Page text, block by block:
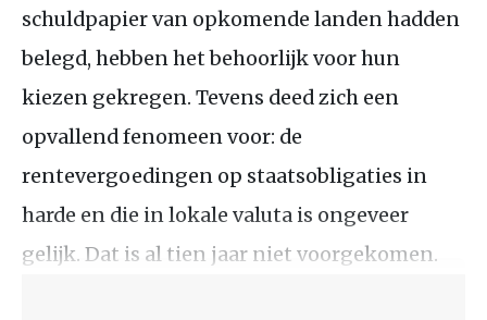
schuldpapier van opkomende landen hadden
belegd, hebben het behoorlijk voor hun
kiezen gekregen. Tevens deed zich een
opvallend fenomeen voor: de
rentevergoedingen op staatsobligaties in
harde en die in lokale valuta is ongeveer
gelijk. Dat is al tien jaar niet voorgekomen.